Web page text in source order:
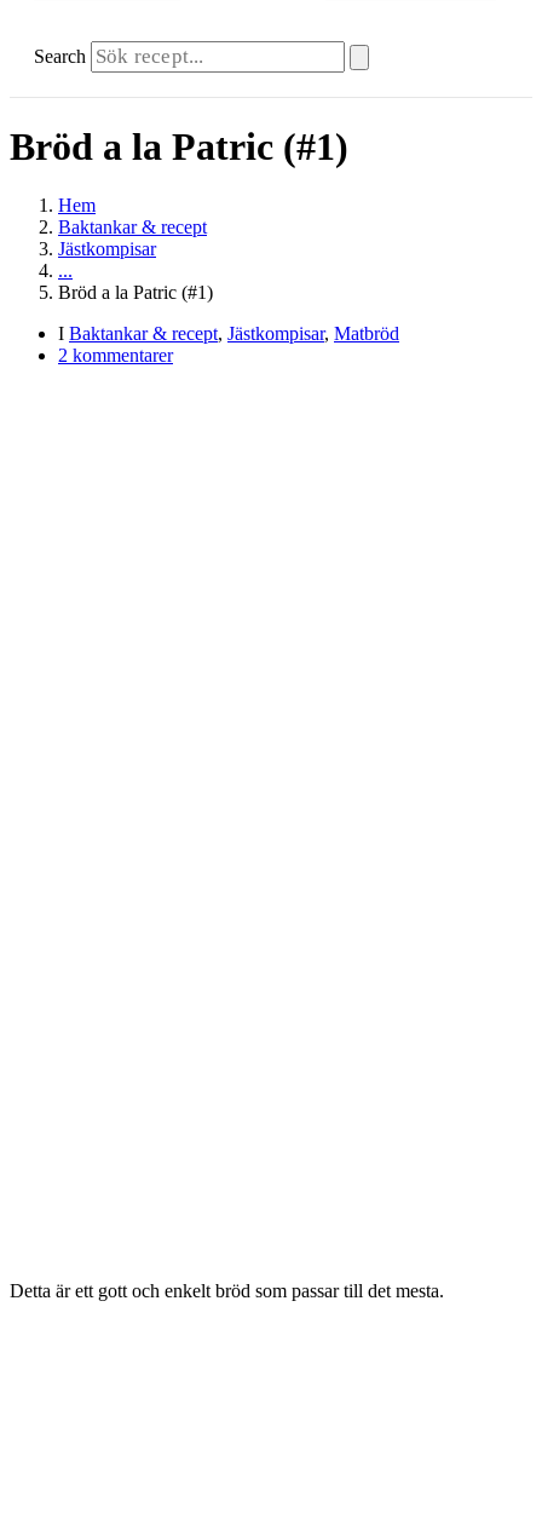
Search
Bröd a la Patric (#1)
Hem
Baktankar & recept
Jästkompisar
...
Bröd a la Patric (#1)
I Baktankar & recept, Jästkompisar, Matbröd
2 kommentarer
Detta är ett gott och enkelt bröd som passar till det mesta.